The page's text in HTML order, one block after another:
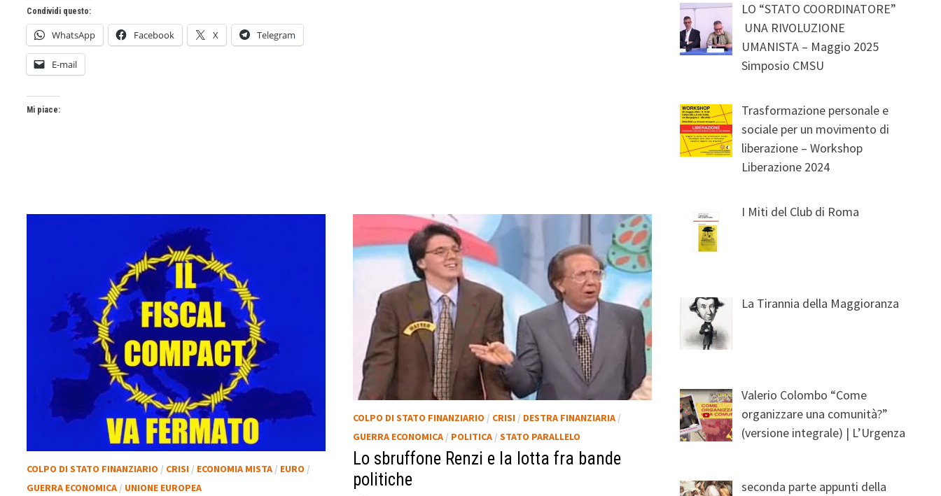
Condividi questo:
WhatsApp Facebook X Telegram
E-mail
Mi piace:
COLPO DI STATO FINANZIARIO / CRISI / ECONOMIA MISTA / EURO /
GUERRA ECONOMICA / UNIONE EUROPEA
COLPO DI STATO FINANZIARIO / CRISI / DESTRA FINANZIARIA/
GUERRA ECONOMICA/ POLITICA/ STATO PARALLELO
Lo sbruffone Renzi e la lotta fra bande
politiche
LO “STATO COORDINATORE”
UNA RIVOLUZIONE
UMANISTA – Maggio 2025
Simposio CMSU
Trasformazione personale e
sociale per un movimento di
liberazione – Workshop
Liberazione 2024
I Miti del Club di Roma
La Tirannia della Maggioranza
Valerio Colombo “Come
organizzare una comunità?”
(versione integrale) | L’Urgenza
seconda parte appunti della